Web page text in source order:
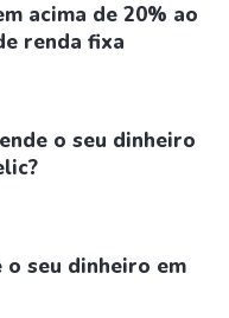
acima de 20% ao
renda fixa
o seu dinheiro
o seu dinheiro em